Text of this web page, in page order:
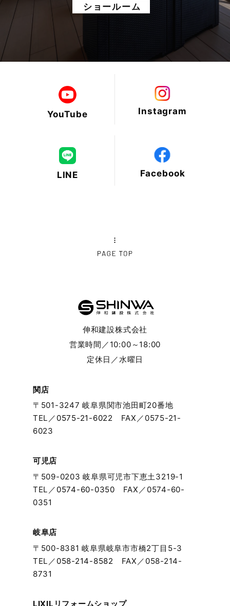
2025年4月
2025年1月
2024年12月
2024年11月
2024年10月
2024年2月
2024年1月
2023年10月
2023年8月
2023年7月
2023年6月
ショールーム
YouTube Instagram
LINE Facebook
伸和建設株式会社
営業時間／10:00～18:00
定休日／水曜日
関店
〒501-3247 岐阜県関市池田町20番地
TEL／ 0575-21-6022
FAX／0575-21-
6023
岐阜店
〒500-8381 岐阜県岐阜市市橋2丁目5-3
TEL／ 058-214-8582
FAX／058-214-
8731
可児店
〒509-0203 岐阜県可児市下恵土3219-1
TEL／ 0574-60-0350 FAX／0574-60-
0351
LIXILリフォームショップ